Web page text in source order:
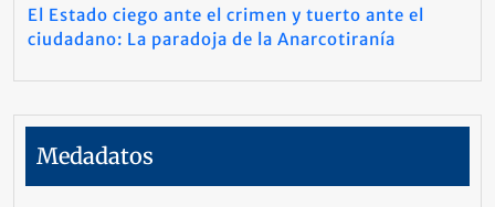
El Estado ciego ante el crimen y tuerto ante el
ciudadano: La paradoja de la Anarcotiranía
Medadatos